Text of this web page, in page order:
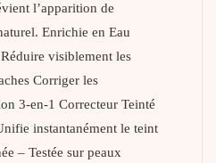
l’apparition de
Enrichie en Eau
visiblement les
Corriger les
3-en-1 Correcteur Teinté
instantanément le teint
– Testée sur peaux